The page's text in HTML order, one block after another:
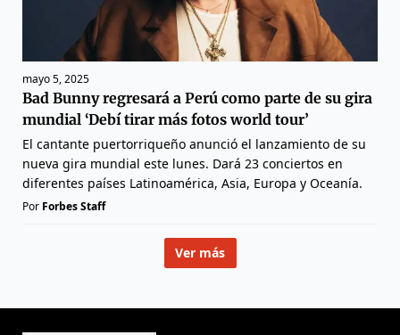
mayo 5, 2025
Bad Bunny regresará a Perú como parte de su gira
mundial ‘Debí tirar más fotos world tour’
El cantante puertorriqueño anunció el lanzamiento de su
nueva gira mundial este lunes. Dará 23 conciertos en
diferentes países Latinoamérica, Asia, Europa y Oceanía.
Por Forbes Staff
Ver más